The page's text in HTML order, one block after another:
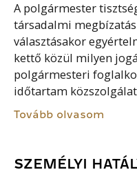
A polgármester
társadalmi
választásakor
kettő közül milyen
polgármesteri
időtartam
Tovább olvasom
SZEMÉLYI